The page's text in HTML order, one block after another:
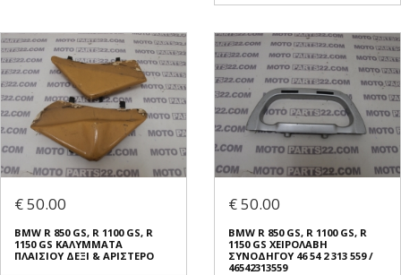
€ 50.00
BMW R 850 GS, R 1100 GS, R
1150 GS ΚΑΛΥΜΜΑΤΑ
ΠΛΑΙΣΙΟΥ ΔΕΞΙ & ΑΡΙΣΤΕΡΟ
€ 50.00
BMW R 850 GS, R 1100 GS, R
1150 GS ΧΕΙΡΟΛΑΒΗ
ΣΥΝΟΔΗΓΟΥ 46 54 2 313 559 /
46542313559